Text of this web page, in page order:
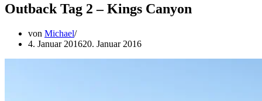
Outback Tag 2 – Kings Canyon
von Michael
4. Januar 201620. Januar 2016